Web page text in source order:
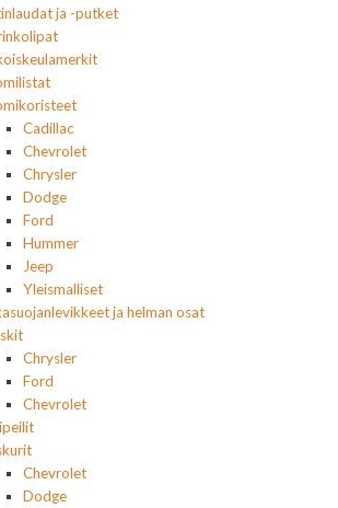
ja -putket
Cadillac
Chevrolet
Chrysler
Dodge
Ford
Hummer
Jeep
Yleismalliset
ja helman osat
Chrysler
Ford
Chevrolet
Chevrolet
Dodge